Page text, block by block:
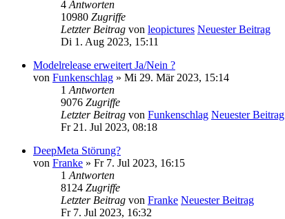
4 Antworten
10980 Zugriffe
Letzter Beitrag von leopictures Neuester Beitrag
Di 1. Aug 2023, 15:11
Modelrelease erweitert Ja/Nein ?
von Funkenschlag » Mi 29. Mär 2023, 15:14
1 Antworten
9076 Zugriffe
Letzter Beitrag von Funkenschlag Neuester Beitrag
Fr 21. Jul 2023, 08:18
DeepMeta Störung?
von Franke » Fr 7. Jul 2023, 16:15
1 Antworten
8124 Zugriffe
Letzter Beitrag von Franke Neuester Beitrag
Fr 7. Jul 2023, 16:32